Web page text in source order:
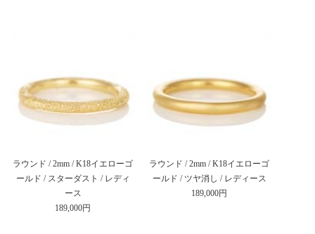
ラウンド / 2mm / K18イエローゴ
ールド / スターダスト / レディ
ース
189,000円
ラウンド / 2mm / K18イエローゴ
ールド / ツヤ消し / レディース
189,000円